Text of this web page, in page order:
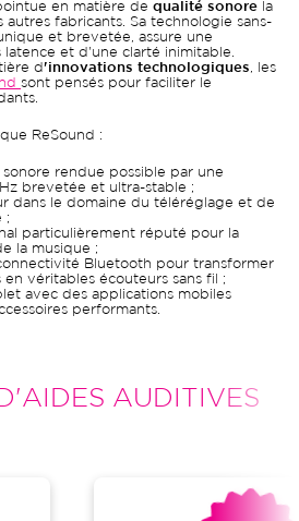
en matière de qualité sonore la
fabricants. Sa technologie sans-
et brevetée, assure une
latence et d'une clarté inimitable.
d'innovations technologiques , les
sont pensés pour faciliter le
ReSound :
rendue possible par une
brevetée et ultra-stable ;
dans le domaine du téléréglage et de
;
particulièrement réputé pour la
la musique ;
Bluetooth pour transformer
en véritables écouteurs sans fil ;
avec des applications mobiles
performants.
AUDITIVES